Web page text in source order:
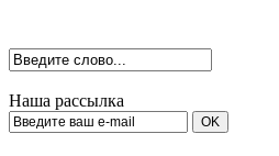
Наша рассылка